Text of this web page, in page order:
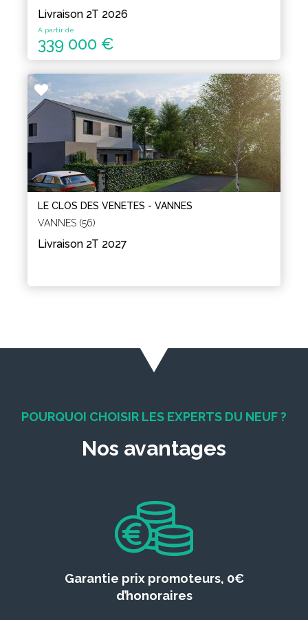
Livraison 2T 2026
A partir de
339 000 €
LE CLOS DES VENETES - VANNES
VANNES (56)
Livraison 2T 2027
POURQUOI CHOISIR LES EXPERTS DU NEUF ?
Nos avantages
Garantie prix promoteurs, 0€
d’honoraires